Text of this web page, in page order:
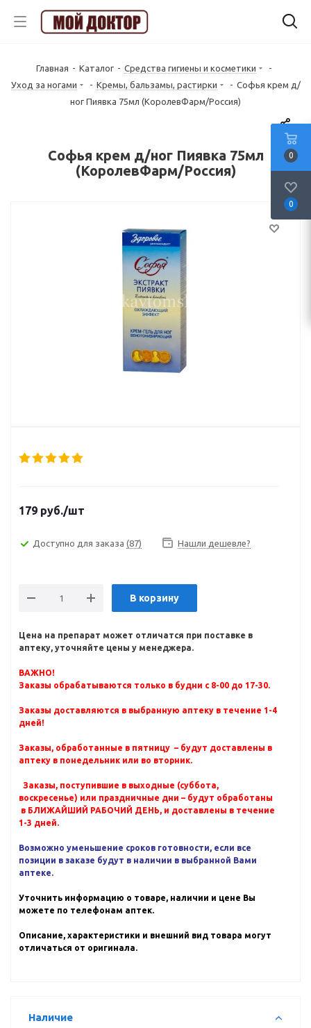
Главная - Каталог - Средства гигиены и косметики
-
Уход за ногами
- Кремы, бальзамы, растирки - Софья крем д/
ног Пиявка 75мл (КоролевФарм/Россия)
Софья крем д/ног Пиявка 75мл
(КоролевФарм/Россия)
179 руб./шт
Доступно для заказа (87) Нашли дешевле?
В корзину
Цена на препарат может отличатся при поставке в
аптеку, уточняйте цены у менеджера.
ВАЖНО!
Заказы обрабатываются только в будни с 8-00 до 17-30.
Заказы доставляются в выбранную аптеку в течение 1-4
дней!
Заказы, обработанные в пятницу – будут доставлены в
аптеку в понедельник или во вторник.
Заказы, поступившие в выходные (суббота,
воскресенье) или праздничные дни – будут обработаны
в БЛИЖАЙШИЙ РАБОЧИЙ ДЕНЬ, и доставлены в течение
1-3 дней.
Возможно уменьшение сроков готовности, если все
позиции в заказе будут в наличии в выбранной Вами
аптеке.
Уточнить информацию о товаре, наличии и цене Вы
можете по телефонам аптек.
Описание, характеристики и внешний вид товара могут
отличаться от оригинала.
Наличие
0
0